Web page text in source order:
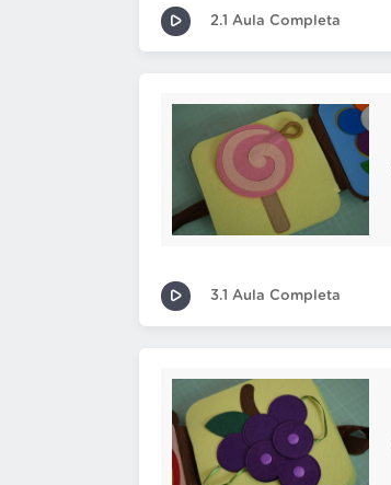
2.1 Aula Completa
3.1 Aula Completa